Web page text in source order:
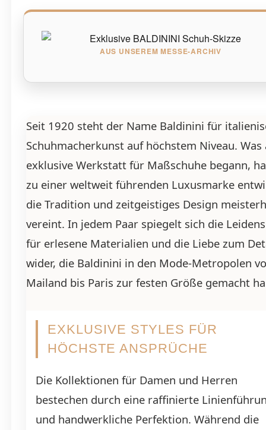
AUS UNSEREM MESSE-ARCHIV
Seit 1920 steht der Name Baldinini für
Schuhmacherkunst auf höchstem Niveau. Was
exklusive Werkstatt für Maßschuhe begann,
zu einer weltweit führenden Luxusmarke
die Tradition und zeitgeistiges Design
vereint. In jedem Paar spiegelt sich die
für erlesene Materialien und die Liebe zum
wider, die Baldinini in den Mode-Metropolen
Mailand bis Paris zur festen Größe gemacht
EXKLUSIVE STYLES FÜR
HÖCHSTE ANSPRÜCHE
Die Kollektionen für Damen und Herren
bestechen durch eine raffinierte
und handwerkliche Perfektion. Während die